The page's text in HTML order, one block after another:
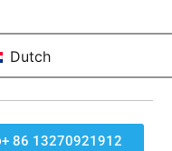
Dutch
+ 86 13270921912